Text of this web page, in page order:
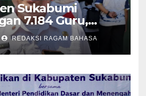
Sukabumi
7.184 Guru,
Jenjang SMP
REDAKSI RAGAM BAHASA